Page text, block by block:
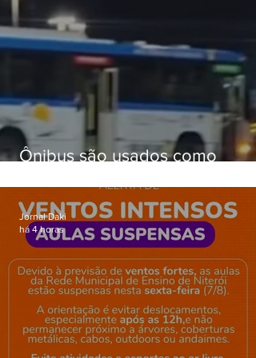
Ônibus são usados como
Gardênia Azul
Jornal Daki
há 4 horas